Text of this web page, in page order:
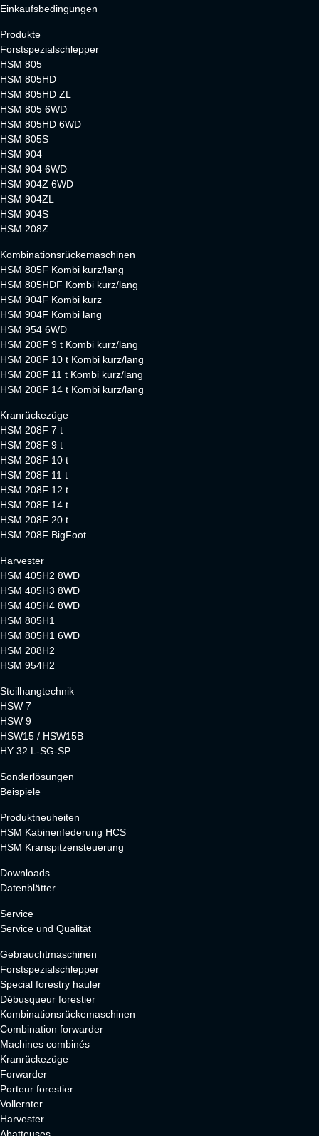
Einkaufsbedingungen
Produkte
Forstspezialschlepper
HSM 805
HSM 805HD
HSM 805HD ZL
HSM 805 6WD
HSM 805HD 6WD
HSM 805S
HSM 904
HSM 904 6WD
HSM 904Z 6WD
HSM 904ZL
HSM 904S
HSM 208Z
Kombinationsrückemaschinen
HSM 805F Kombi kurz/lang
HSM 805HDF Kombi kurz/lang
HSM 904F Kombi kurz
HSM 904F Kombi lang
HSM 954 6WD
HSM 208F 9 t Kombi kurz/lang
HSM 208F 10 t Kombi kurz/lang
HSM 208F 11 t Kombi kurz/lang
HSM 208F 14 t Kombi kurz/lang
Kranrückezüge
HSM 208F 7 t
HSM 208F 9 t
HSM 208F 10 t
HSM 208F 11 t
HSM 208F 12 t
HSM 208F 14 t
HSM 208F 20 t
HSM 208F BigFoot
Harvester
HSM 405H2 8WD
HSM 405H3 8WD
HSM 405H4 8WD
HSM 805H1
HSM 805H1 6WD
HSM 208H2
HSM 954H2
Steilhangtechnik
HSW 7
HSW 9
HSW15 / HSW15B
HY 32 L-SG-SP
Sonderlösungen
Beispiele
Produktneuheiten
HSM Kabinenfederung HCS
HSM Kranspitzensteuerung
Downloads
Datenblätter
Service
Service und Qualität
Gebrauchtmaschinen
Forstspezialschlepper
Special forestry hauler
Débusqueur forestier
Kombinationsrückemaschinen
Combination forwarder
Machines combinés
Kranrückezüge
Forwarder
Porteur forestier
Vollernter
Harvester
Abatteuses